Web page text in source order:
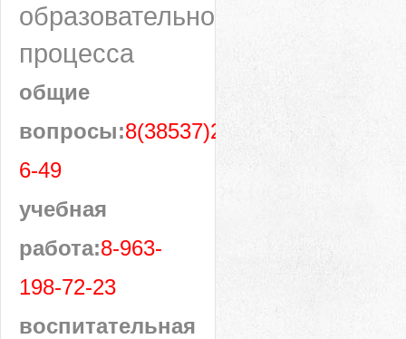
образовательного
процесса
общие
вопросы:8(38537)28-
6-49
учебная
работа:8-963-
198-72-23
воспитательная